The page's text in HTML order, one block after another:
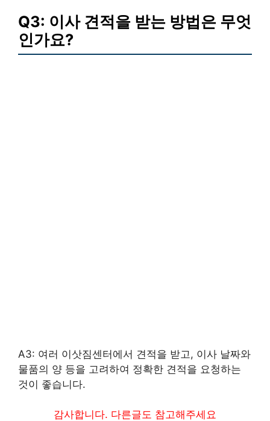
Q3: 이사 견적을 받는 방법은 무엇
인가요?
A3: 여러 이삿짐센터에서 견적을 받고, 이사 날짜와
물품의 양 등을 고려하여 정확한 견적을 요청하는
것이 좋습니다.
감사합니다. 다른글도 참고해주세요